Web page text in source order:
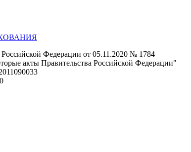
Федерации от 05.11.2020 № 1784
акты Правительства Российской Федерации"